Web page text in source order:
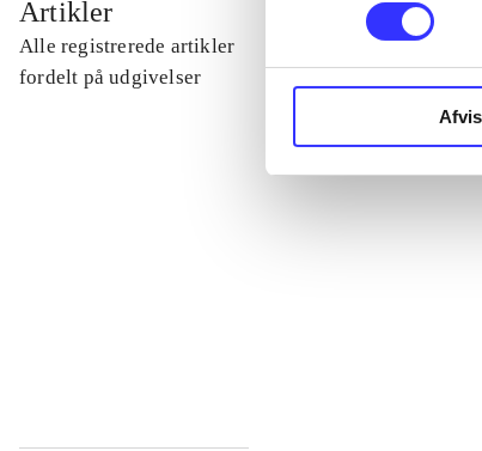
Afvis
Artikler
Alle registrerede artikler
fordelt på udgivelser
...
...